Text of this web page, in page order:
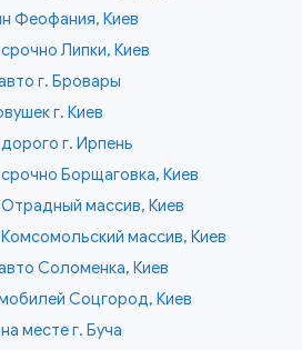
Феофания, Киев
Липки, Киев
г. Бровары
г. Киев
г. Ирпень
Борщаговка, Киев
массив, Киев
массив, Киев
Соломенка, Киев
Соцгород, Киев
месте г. Буча